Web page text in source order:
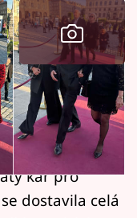
a
Jiřím
kar pro
dostavila celá